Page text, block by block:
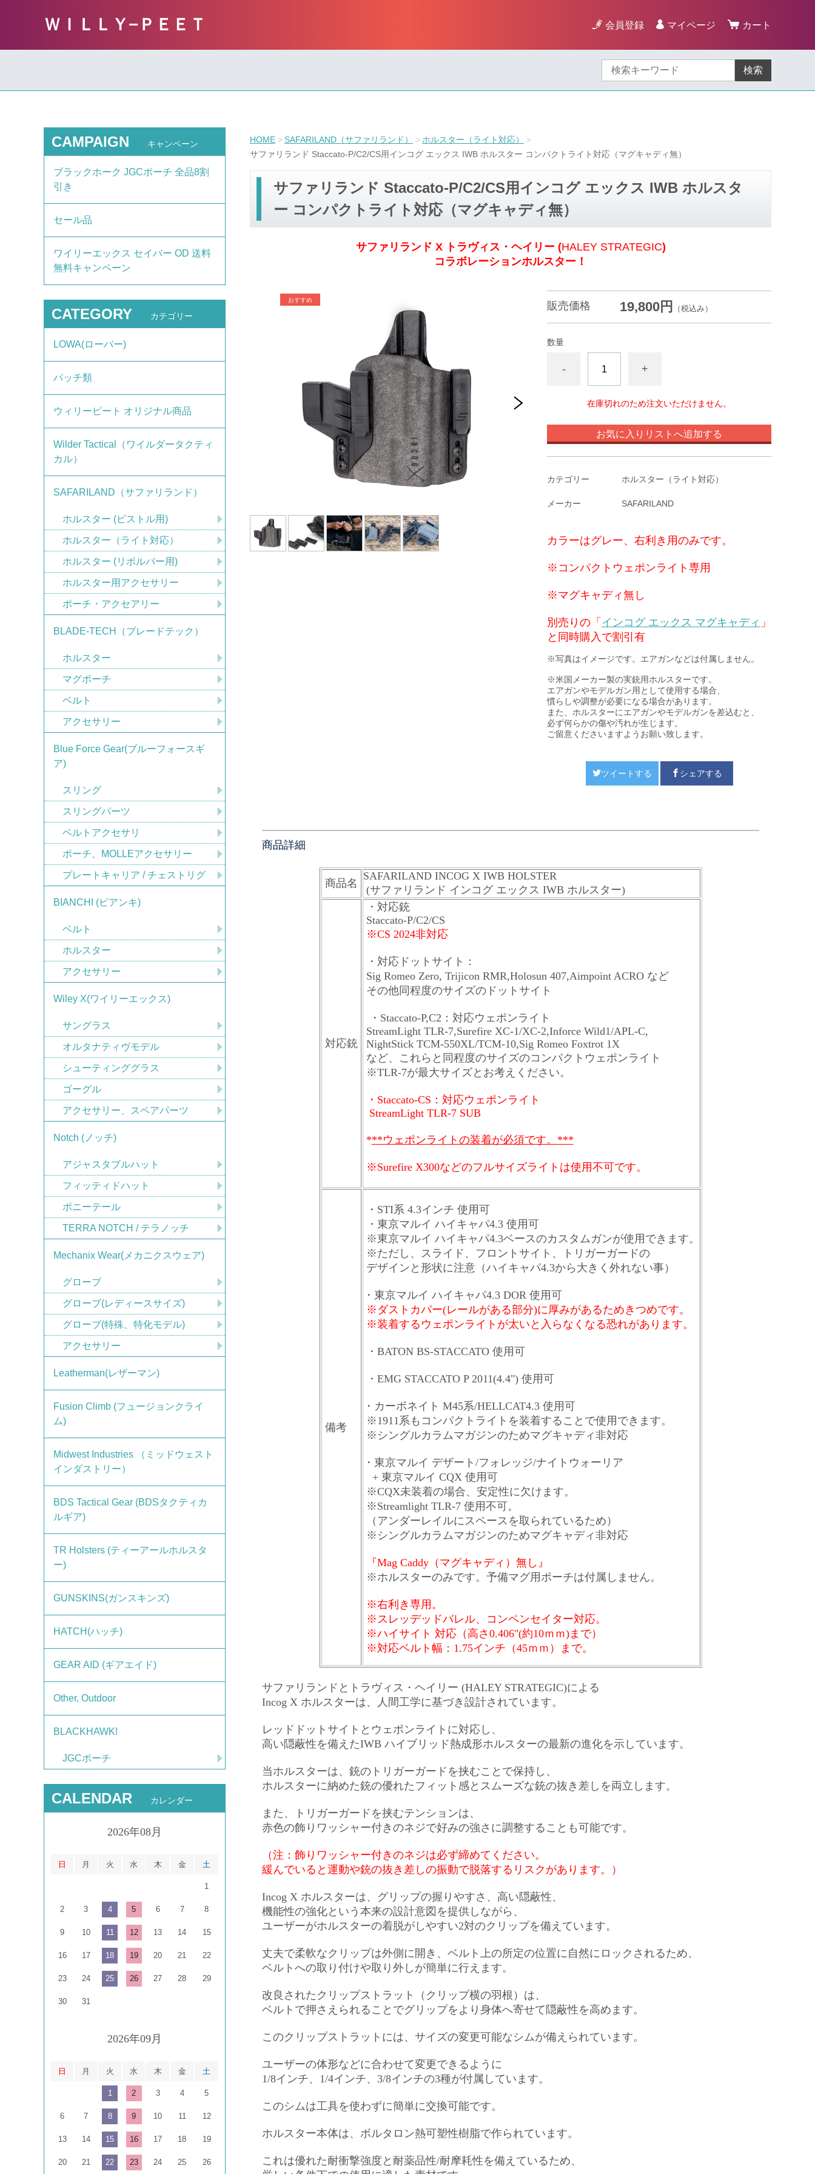
ＷＩＬＬＹ−ＰＥＥＴ 会員登録 マイページ カート
検索
HOME SAFARILAND（サファリランド）
ホルスター（ライト対応）
サファリランド Staccato-P/C2/CS用インコグ エックス IWB ホルスター コンパクトライト対応（マグキャディ無）
サファリランド Staccato-P/C2/CS用インコグ エックス IWB ホルスタ
ー コンパクトライト対応（マグキャディ無）
サファリランド X トラヴィス・ヘイリー (HALEY STRATEGIC)
コラボレーションホルスター！
販売価格 19,800円 （税込み）
数量
- +
在庫切れのため注文いただけません。
お気に入りリストへ追加する
カテゴリー ホルスター（ライト対応）
メーカー SAFARILAND
カラーはグレー、右利き用のみです。
※コンパクトウェポンライト専用
※マグキャディ無し
別売りの「 インコグ エックス マグキャディ 」
と同時購入で割引有
※写真はイメージです。エアガンなどは付属しません。
※米国メーカー製の実銃用ホルスターです。
エアガンやモデルガン用として使用する場合、
慣らしや調整が必要になる場合があります。
また、ホルスターにエアガンやモデルガンを差込むと、
必ず何らかの傷や汚れが生じます。
ご留意くださいますようお願い致します。
ツイートする シェアする
商品詳細
商品名
SAFARILAND INCOG X IWB HOLSTER
(サファリランド インコグ エックス IWB ホルスター)
対応銃
・対応銃
Staccato-P/C2/CS
※CS 2024非対応
・対応ドットサイト：
Sig Romeo Zero, Trijicon RMR,Holosun 407,Aimpoint ACRO など
その他同程度のサイズのドットサイト
・Staccato-P,C2：対応ウェポンライト
StreamLight TLR-7,Surefire XC-1/XC-2,Inforce Wild1/APL-C,
NightStick TCM-550XL/TCM-10,Sig Romeo Foxtrot 1X
など、これらと同程度のサイズのコンパクトウェポンライト
※TLR-7が最大サイズとお考えください。
・Staccato-CS： 対応ウェポンライト
StreamLight TLR-7 SUB
***ウェポンライトの装着が必須です。***
※Surefire X300などのフルサイズライトは使用不可です。
備考
・STI系 4.3インチ 使用可
・東京マルイ ハイキャパ4.3 使用可
※東京マルイ ハイキャパ4.3ベースのカスタムガンが使用できます。
※ただし、スライド、フロントサイト、トリガーガードの
デザインと形状に注意（ハイキャパ4.3から大きく外れない事）
・東京マルイ ハイキャパ4.3 DOR 使用可
※ダストカバー(レールがある部分)に厚みがあるためきつめです。
※装着するウェポンライトが太いと入らなくなる恐れがあります。
・BATON BS-STACCATO 使用可
・EMG STACCATO P 2011(4.4") 使用可
・カーボネイト M45系/HELLCAT4.3 使用可
※1911系もコンパクトライトを装着することで使用できます。
※シングルカラムマガジンのためマグキャディ非対応
・東京マルイ デザート/フォレッジ/ナイトウォーリア
+ 東京マルイ CQX 使用可
※CQX未装着の場合、安定性に欠けます。
※Streamlight TLR-7 使用不可。
（アンダーレイルにスペースを取られているため）
※シングルカラムマガジンのためマグキャディ非対応
『Mag Caddy（マグキャディ）無し』
※ホルスターのみです。予備マグ用ポーチは付属しません。
※右利き専用。
※スレッデッドバレル、コンペンセイター対応。
※ハイサイト 対応（高さ0.406"(約10ｍｍ)まで）
※対応ベルト幅：1.75インチ（45ｍｍ）まで。
サファリランドとトラヴィス・ヘイリー (HALEY STRATEGIC)による
Incog X ホルスターは、人間工学に基づき設計されています。
レッドドットサイトとウェポンライトに対応し、
高い隠蔽性を備えたIWB ハイブリッド熱成形ホルスターの最新の進化を示しています。
当ホルスターは、銃のトリガーガードを挟むことで保持し、
ホルスターに納めた銃の優れたフィット感とスムーズな銃の抜き差しを両立します。
また、トリガーガードを挟むテンションは、
赤色の飾りワッシャー付きのネジで好みの強さに調整することも可能です。
（注：飾りワッシャー付きのネジは必ず締めて ください。
緩んでいると運動や銃の抜き差しの振動で脱落するリスクがあります。）
Incog X ホルスターは、グリップの握りやすさ、高い隠蔽性、
機能性の強化という本来の設計意図を提供しながら、
ユーザーがホルスターの着脱がしやすい2対のクリップを備えています。
丈夫で柔軟なクリップは外側に開き、ベルト上の所定の位置に自然にロックされるため、
ベルトへの取り付けや取り外しが簡単に行えます。
改良されたクリップストラット（クリップ横の羽根）は、
ベルトで押さえられることでグリップをより身体へ寄せて隠蔽性を高めます。
このクリップストラットには、サイズの変更可能なシムが備えられています。
ユーザーの体形などに合わせて変更できるように
1/8インチ、1/4インチ、3/8インチの3種が付属しています。
このシムは工具を使わずに簡単に交換可能です。
ホルスター本体は、ボルタロン熱可塑性樹脂で作られています。
これは優れた耐衝撃強度と耐薬品性/耐摩耗性を備えているため、
CAMPAIGN キャンペーン
ブラックホーク JGCポーチ 全品8割
引き
セール品
ワイリーエックス セイバー OD 送料
無料キャンペーン
CATEGORY カテゴリー
LOWA(ローバー)
パッチ類
ウィリーピート オリジナル商品
Wilder Tactical（ワイルダータクティ
カル）
SAFARILAND（サファリランド）
ホルスター (ピストル用)
ホルスター（ライト対応）
ホルスター (リボルバー用)
ホルスター用アクセサリー
ポーチ・アクセアリー
BLADE-TECH（ブレードテック）
ホルスター
マグポーチ
ベルト
アクセサリー
Blue Force Gear(ブルーフォースギ
ア)
スリング
スリングパーツ
ベルトアクセサリ
ポーチ、MOLLEアクセサリー
プレートキャリア / チェストリグ
BIANCHI (ビアンキ)
ベルト
ホルスター
アクセサリー
Wiley X(ワイリーエックス)
サングラス
オルタナティヴモデル
シューティンググラス
ゴーグル
アクセサリー、スペアパーツ
Notch (ノッチ)
アジャスタブルハット
フィッティドハット
ポニーテール
TERRA NOTCH / テラノッチ
Mechanix Wear(メカニクスウェア)
グローブ
グローブ(レディースサイズ)
グローブ(特殊、特化モデル)
アクセサリー
Leatherman(レザーマン)
Fusion Climb (フュージョンクライ
ム)
Midwest Industries （ミッドウェスト
インダストリー）
BDS Tactical Gear (BDSタクティカ
ルギア)
TR Holsters (ティーアールホルスタ
ー)
GUNSKINS(ガンスキンズ)
HATCH(ハッチ)
GEAR AID (ギアエイド)
Other, Outdoor
BLACKHAWK!
JGCポーチ
CALENDAR カレンダー
2026年08月
日 月 火 水 木 金 土
1
2 3 4 5 6 7 8
9 10 11 12 13 14 15
16 17 18 19 20 21 22
23 24 25 26 27 28 29
30 31
2026年09月
日 月 火 水 木 金 土
1 2 3 4 5
6 7 8 9 10 11 12
13 14 15 16 17 18 19
20 21 22 23 24 25 26